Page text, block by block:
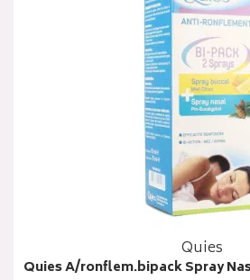
Quies
Quies A/ronflem.bipack Spray